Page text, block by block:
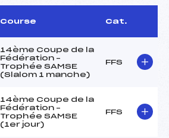
Course Cat.
14ème Coupe de la
Fédération –
Trophée SAMSE
(Slalom 1 manche)
FFS
14ème Coupe de la
Fédération –
Trophée SAMSE
(1er jour)
FFS